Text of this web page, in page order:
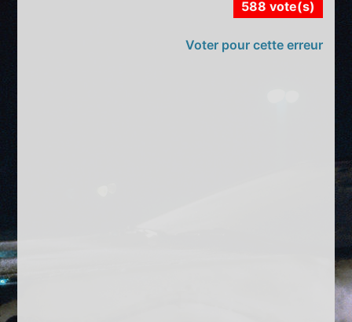
588 vote(s)
Voter pour cette erreur